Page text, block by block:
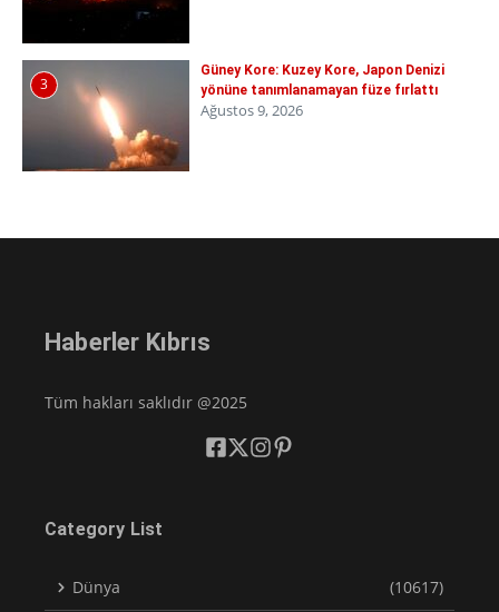
3
Güney Kore: Kuzey Kore, Japon Denizi
yönüne tanımlanamayan füze fırlattı
Ağustos 9, 2026
Haberler Kıbrıs
Tüm hakları saklıdır @2025
Category List
Dünya (10617)